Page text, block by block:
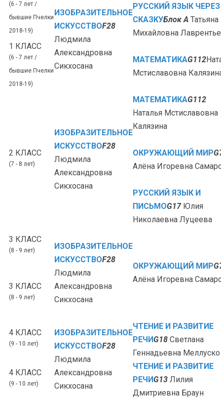
(6 - 7 лет /
бывшие Пчелки
2018-19)
ИЗОБРАЗИТЕЛЬНОЕ
ИСКУССТВОF28
Людмила
Александровна
Сикхосана
РУССКИЙ ЯЗЫК ЧЕРЕЗ
СКАЗКУБлок АТатьяна
Михайловна
МАТЕМАТИКАG112
Мстиславовна
1 КЛАСС
(6 - 7 лет /
бывшие Пчелки
2018-19)
2 КЛАСС
(7 - 8 лет)
ИЗОБРАЗИТЕЛЬНОЕ
ИСКУССТВОF28
Людмила
Александровна
Сикхосана
МАТЕМАТИКАG112
Наталья Мстиславовна
Калязина
ОКРУЖАЮЩИЙ МИР
Алёна Игоревна
РУССКИЙ ЯЗЫК И
ПИСЬМОG17Юлия
Николаевна Луцеева
3 КЛАСС
(8 - 9 лет)
ИЗОБРАЗИТЕЛЬНОЕ
ИСКУССТВОF28
Людмила
Александровна
Сикхосана
ОКРУЖАЮЩИЙ МИР
Алёна Игоревна
3 КЛАСС
(8 - 9 лет)
4 КЛАСС
(9 - 10 лет)
ИЗОБРАЗИТЕЛЬНОЕ
ИСКУССТВОF28
Людмила
Александровна
Сикхосана
ЧТЕНИЕ И РАЗВИТИЕ
РЕЧИG18Светлана
Геннадьевна Меллуско
4 КЛАСС
(9 - 10 лет)
ЧТЕНИЕ И РАЗВИТИЕ
РЕЧИG13Лилия
Дмитриевна Браун